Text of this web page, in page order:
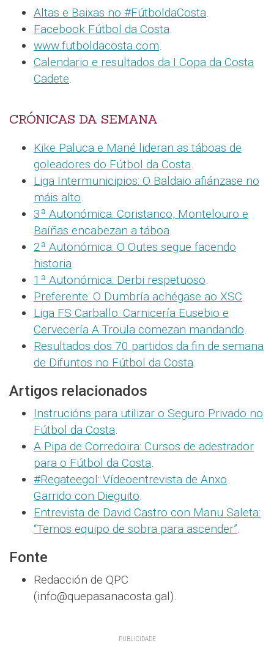
Altas e Baixas no #FútboldaCosta.
Facebook Fútbol da Costa.
www.futboldacosta.com.
Calendario e resultados da I Copa da Costa
Cadete.
CRÓNICAS DA SEMANA
Kike Paluca e Mané lideran as táboas de
goleadores do Fútbol da Costa.
Liga Intermunicipios: O Baldaio afiánzase no
máis alto.
3ª Autonómica: Coristanco, Montelouro e
Baíñas encabezan a táboa.
2ª Autonómica: O Outes segue facendo
historia.
1ª Autonómica: Derbi respetuoso.
Preferente: O Dumbría achégase ao XSC.
Liga FS Carballo: Carnicería Eusebio e
Cervecería A Troula comezan mandando.
Resultados dos 70 partidos da fin de semana
de Difuntos no Fútbol da Costa.
Artigos relacionados
Instrucións para utilizar o Seguro Privado no
Fútbol da Costa.
A Pipa de Corredoira: Cursos de adestrador
para o Fútbol da Costa.
#Regateegol: Vídeoentrevista de Anxo
Garrido con Dieguito.
Entrevista de David Castro con Manu Saleta:
“Temos equipo de sobra para ascender”.
Fonte
Redacción de QPC
(info@quepasanacosta.gal).